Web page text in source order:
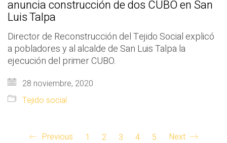
anuncia construcción de dos CUBO en San
Luis Talpa
Director de Reconstrucción del Tejido Social explicó
a pobladores y al alcalde de San Luis Talpa la
ejecución del primer CUBO.
28 noviembre, 2020
Tejido social
Previous 1 2 3 4 5 Next